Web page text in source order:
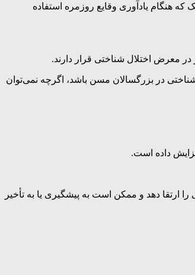
اپیزودیک که هنگام یادآوری وقایع روزمره استفاده
در بزرگسالان مسن باشد، اگرچه نمی‌توان
داده است.
ارتقا دهد و ممکن است به پیشگیری یا به تأخیر